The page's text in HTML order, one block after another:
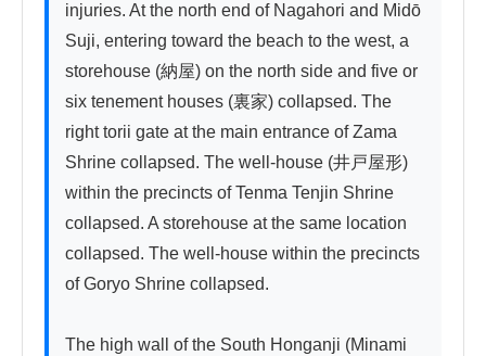
injuries. At the north end of Nagahori and Midō
Suji, entering toward the beach to the west, a
storehouse (納屋) on the north side and five or
six tenement houses (裏家) collapsed. The
right torii gate at the main entrance of Zama
Shrine collapsed. The well-house (井戸屋形)
within the precincts of Tenma Tenjin Shrine
collapsed. A storehouse at the same location
collapsed. The well-house within the precincts
of Goryo Shrine collapsed.
The high wall of the South Honganji (Minami